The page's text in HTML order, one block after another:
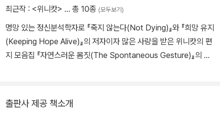
린 병원에서 근무하면서 소아과 의사로서 이름을 떨쳤다. 환자들의
받아 런던에서 설립된 정신분석가 집단에서 활동했으며, 이후 영국정
신분석학회장을 두 번 역임했다. 생애 초기 환경이 성격에 미치는 영
향 및 정서 발달에 관한 책과 논문을 다수 썼다. 지은 책으로는 『아이,
치료하면서 비범한 공감 능력 그리고 아이들 마음에 대한 탁월한 통
최근작 : <위니캇> … 총 10종 (모두보기)
명망 있는 정신분석학자로 『죽지 않는다(Not Dying)』와 『희망 유지
(Keeping Hope Alive)』의 저자이자 많은 사랑을 받은 위니캇의 편
지 모음집 『자연스러운 몸짓(The Spontaneous Gesture)』의 편
출판사 제공 책소개